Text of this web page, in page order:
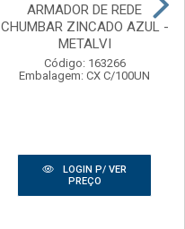
ARMADOR DE REDE
CHUMBAR ZINCADO AZUL -
METALVI
Código: 163266
Embalagem: CX C/100UN
LOGIN P/ VER
PREÇO